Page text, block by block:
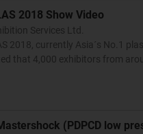
2018 Show Video
Services Ltd.
2018, currently Asia´s No.1
that 4,000 exhibitors from
(PDPCD low